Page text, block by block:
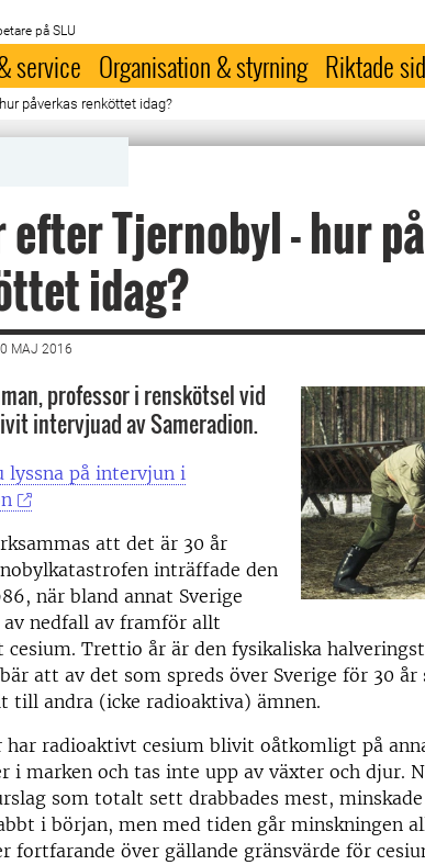
på SLU
service Organisation & styrning Riktade
påverkas renköttet idag?
Tjernobyl - hur
idag?
MAJ 2016
professor i renskötsel vid
intervjuad av Sameradion.
lyssna på intervjun i
att det är 30 år
inträffade den
när bland annat Sverige
av nedfall av framför allt
Trettio år är den fysikaliska
att av det som spreds över Sverige för 30 år
till andra (icke radioaktiva) ämnen.
har radioaktivt cesium blivit oåtkomligt på
i marken och tas inte upp av växter och djur.
som totalt sett drabbades mest,
i början, men med tiden går minskningen
fortfarande över gällande gränsvärde för